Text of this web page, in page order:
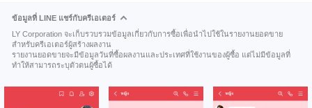
ข้อมูลที่ LINE แชร์กับครีเอเตอร์
LY Corporation จะเก็บรวบรวมข้อมูลเกี่ยวกับการซื้อเพื่อนำไปใช้ในรายงานยอดขาย
สำหรับครีเอเตอร์ผู้สร้างผลงาน
รายงานยอดขายจะมีข้อมูลวันที่ซื้อผลงานและประเทศที่ใช้งานของผู้ซื้อ แต่ไม่มีข้อมูลที่
ทำให้สามารถระบุตัวตนผู้ซื้อได้